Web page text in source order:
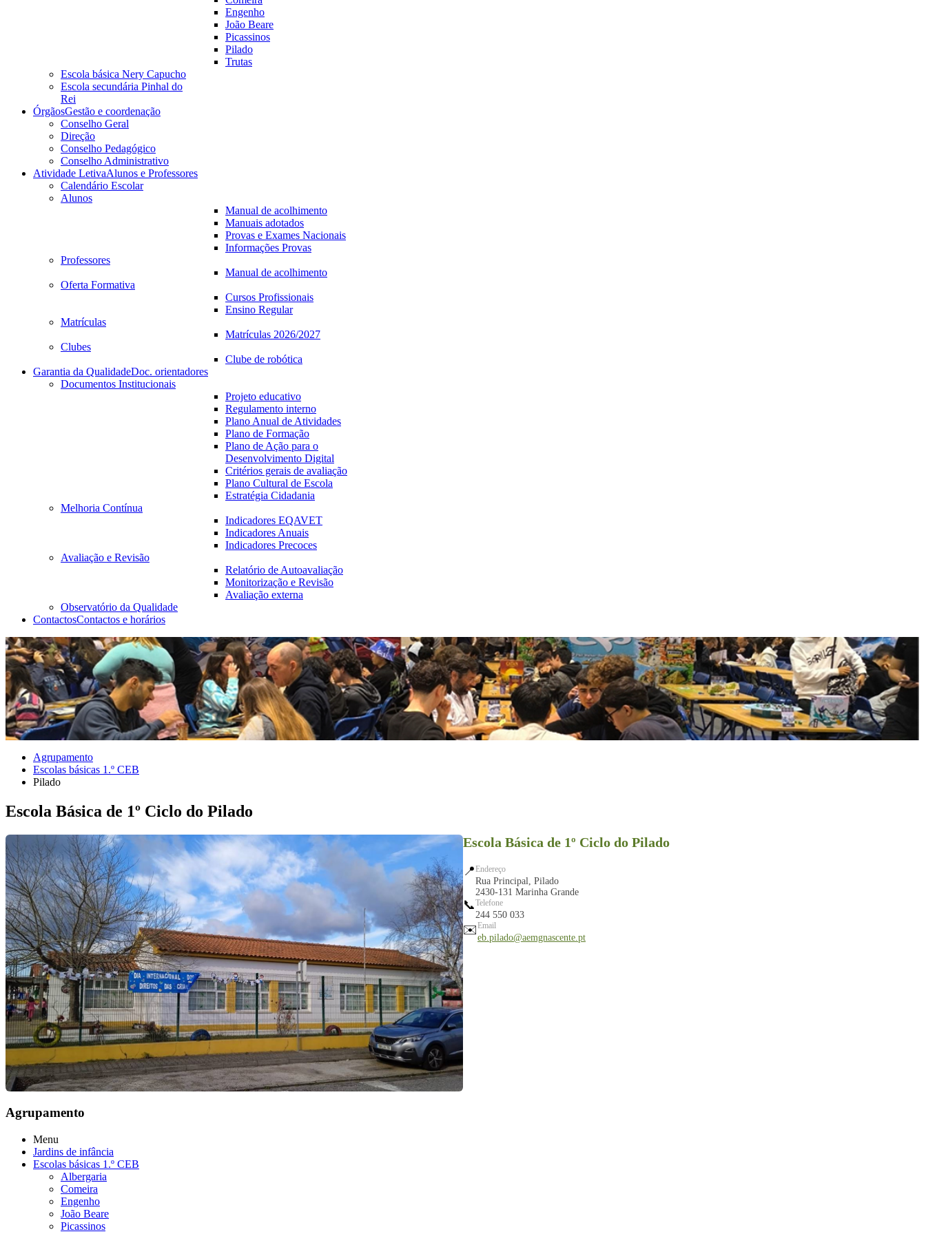
Engenho
João Beare
Picassinos
Pilado
Trutas
Escola básica Nery Capucho
Escola secundária Pinhal do
Rei
ÓrgãosGestão e coordenação
Conselho Geral
Direção
Conselho Pedagógico
Conselho Administrativo
Atividade LetivaAlunos e Professores
Calendário Escolar
Alunos
Manual de acolhimento
Manuais adotados
Provas e Exames Nacionais
Informações Provas
Professores
Manual de acolhimento
Oferta Formativa
Cursos Profissionais
Ensino Regular
Matrículas
Matrículas 2026/2027
Clubes
Clube de robótica
Garantia da QualidadeDoc. orientadores
Documentos Institucionais
Projeto educativo
Regulamento interno
Plano Anual de Atividades
Plano de Formação
Plano de Ação para o
Desenvolvimento Digital
Critérios gerais de avaliação
Plano Cultural de Escola
Estratégia Cidadania
Melhoria Contínua
Indicadores EQAVET
Indicadores Anuais
Indicadores Precoces
Avaliação e Revisão
Relatório de Autoavaliação
Monitorização e Revisão
Avaliação externa
Observatório da Qualidade
ContactosContactos e horários
Agrupamento
Escolas básicas 1.º CEB
Pilado
Escola Básica de 1º Ciclo do Pilado
Escola Básica de 1º Ciclo do Pilado
📍Endereço
Rua Principal, Pilado
2430-131 Marinha Grande
📞Telefone
244 550 033
✉️Email
eb.pilado@aemgnascente.pt
Agrupamento
Menu
Jardins de infância
Escolas básicas 1.º CEB
Albergaria
Comeira
Engenho
João Beare
Picassinos